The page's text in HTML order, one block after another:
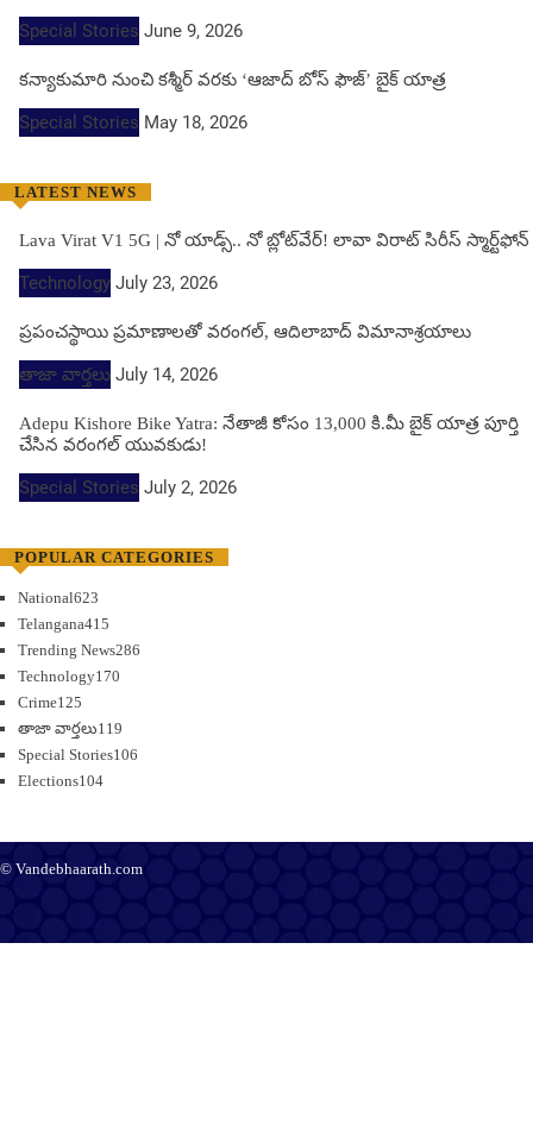
Special Stories June 9, 2026
కన్యాకుమారి నుంచి కశ్మీర్ వరకు ‘ఆజాద్ బోస్ ఫౌజ్’ బైక్ యాత్ర
Special Stories May 18, 2026
LATEST NEWS
Lava Virat V1 5G | నో యాడ్స్.. నో బ్లోట్‌వేర్! లావా విరాట్ సిరీస్ స్మార్ట్‌ఫోన్​
Technology July 23, 2026
ప్రపంచస్థాయి ప్రమాణాలతో వరంగల్, ఆదిలాబాద్ విమానాశ్రయాలు
తాజా వార్తలు July 14, 2026
Adepu Kishore Bike Yatra: నేతాజీ కోసం 13,000 కి.మీ బైక్ యాత్ర పూర్తి
చేసిన వరంగల్ యువకుడు!
Special Stories July 2, 2026
POPULAR CATEGORIES
National623
Telangana415
Trending News286
Technology170
Crime125
తాజా వార్తలు119
Special Stories106
Elections104
© Vandebhaarath.com